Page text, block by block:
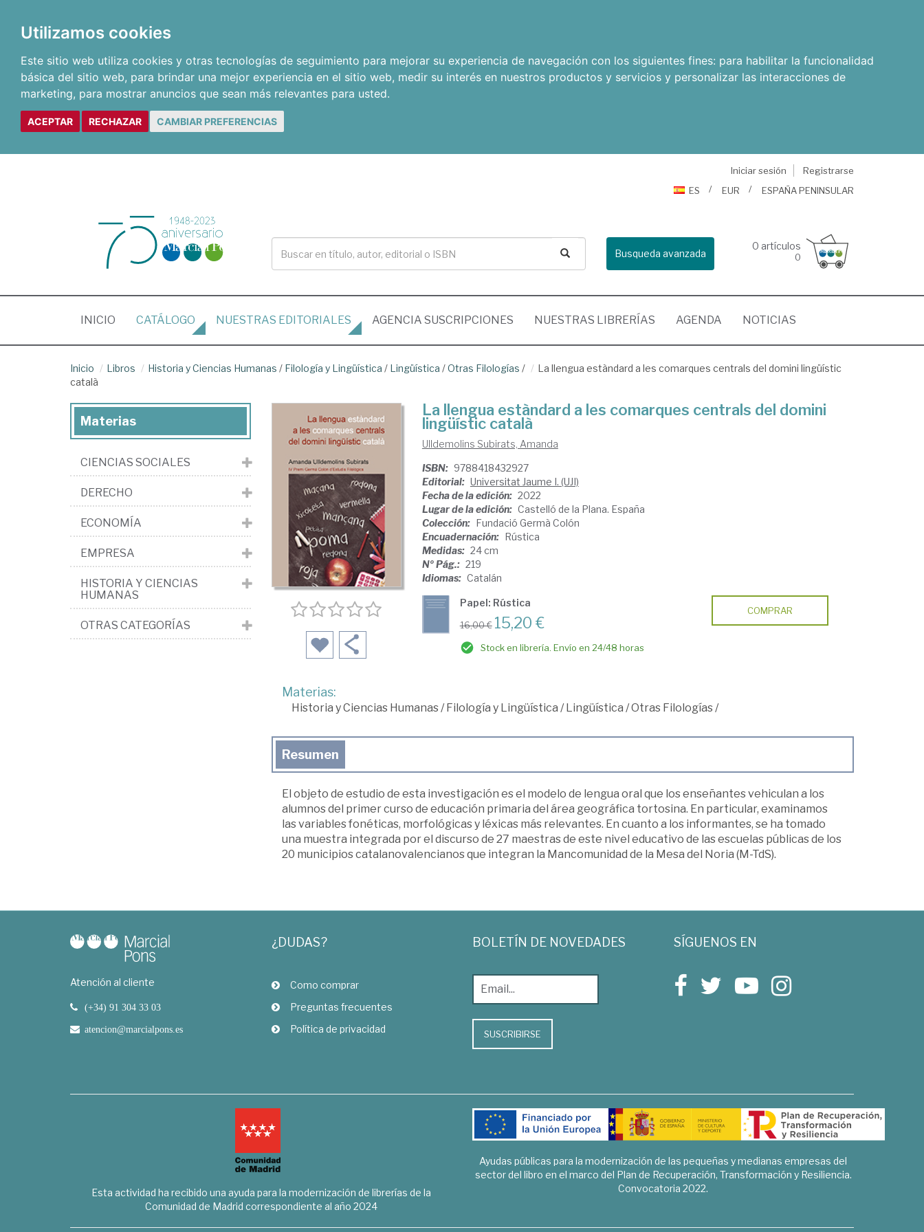
Utilizamos cookies
Este sitio web utiliza cookies y otras tecnologías de seguimiento para mejorar su experiencia de navegación con los siguientes fines: para habilitar la funcionalidad
básica del sitio web, para brindar una mejor experiencia en el sitio web, medir su interés en nuestros productos y servicios y personalizar las interacciones de
marketing, para mostrar anuncios que sean más relevantes para usted.
ACEPTAR RECHAZAR CAMBIAR PREFERENCIAS
Iniciar sesión
Registrarse
ES
EUR ESPAÑA PENINSULAR
Busqueda avanzada
0 artículos
0
INICIO (CURRENT)
CATÁLOGO NUESTRAS EDITORIALES AGENCIA SUSCRIPCIONES NUESTRAS LIBRERÍAS AGENDA NOTICIAS
Inicio Libros Historia y Ciencias Humanas / Filología y Lingüística / Lingüística /Otras Filologías /
La llengua estàndard a les comarques centrals del domini lingüístic
català
La llengua estàndard a les comarques centrals del domini
lingüístic català
Ulldemolins Subirats, Amanda
ISBN: 9788418432927
Editorial: Universitat Jaume I. (UJI)
Fecha de la edición: 2022
Lugar de la edición: Castelló de la Plana. España
Colección: Fundació Germà Colón
Encuadernación: Rústica
Medidas: 24 cm
Nº Pág.: 219
Idiomas: Catalán
Papel: Rústica
16,00 € 15,20 €
Stock en librería. Envío en 24/48 horas
COMPRAR
Materias:
Historia y Ciencias Humanas/Filología y Lingüística /Lingüística /Otras Filologías/
Resumen
El objeto de estudio de esta investigación es el modelo de lengua oral que los enseñantes vehiculan a los
alumnos del primer curso de educación primaria del área geográfica tortosina. En particular, examinamos
las variables fonéticas, morfológicas y léxicas más relevantes. En cuanto a los informantes, se ha tomado
una muestra integrada por el discurso de 27 maestras de este nivel educativo de las escuelas públicas de los
20 municipios catalanovalencianos que integran la Mancomunidad de la Mesa del Noria (M-TdS).
Materias
CIENCIAS SOCIALES
DERECHO
ECONOMÍA
EMPRESA
HISTORIA Y CIENCIAS
HUMANAS
OTRAS CATEGORÍAS
Atención al cliente
(+34) 91 304 33 03
atencion@marcialpons.es
¿DUDAS?
Como comprar
Preguntas frecuentes
Política de privacidad
BOLETÍN DE NOVEDADES
SUSCRIBIRSE
SÍGUENOS EN
Esta actividad ha recibido una ayuda para la modernización de librerías de la
Comunidad de Madrid correspondiente al año 2024
Ayudas públicas para la modernización de las pequeñas y medianas empresas del
sector del libro en el marco del Plan de Recuperación, Transformación y Resiliencia.
Convocatoria 2022.